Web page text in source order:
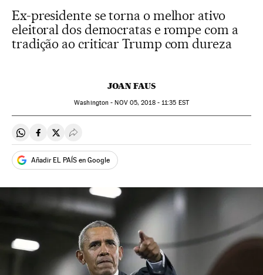
Ex-presidente se torna o melhor ativo
eleitoral dos democratas e rompe com a
tradição ao criticar Trump com dureza
JOAN FAUS
Washington -NOV05, 2018 - 11:35 EST
Compartir en Whatsapp
Compartir en Facebook
Compartir en Twitter
Desplegar Redes Sociales
Añadir EL PAÍS en Google